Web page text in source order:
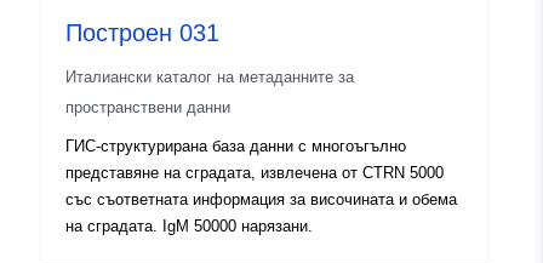
Построен 031
Италиански каталог на метаданните за
пространствени данни
ГИС-структурирана база данни с многоъгълно
представяне на сградата, извлечена от CTRN 5000
със съответната информация за височината и обема
на сградата. IgM 50000 нарязани.